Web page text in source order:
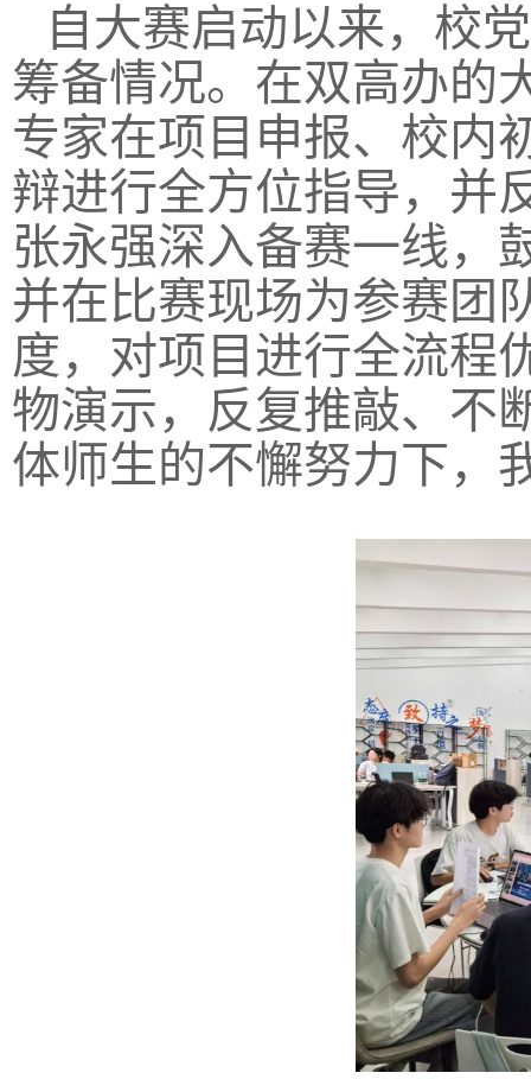
自大赛启动以来，校
筹备情况。在双高办的
专家在项目申报、校内
辩进行全方位指导，并
张永强深入备赛一线，
并在比赛现场为参赛团
度，对项目进行全流
物演示，反复推敲、不
体师生的不懈努力下，